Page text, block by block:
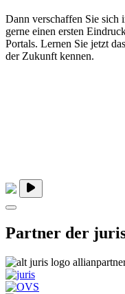
Dann verschaffen Sie sich
gerne einen ersten
Portals. Lernen Sie jetzt
der Zukunft kennen.
Partner der